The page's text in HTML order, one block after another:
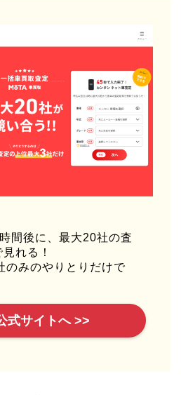
間後に、最大20社の査
れる！
のみのやりとりだけで
式サイトへ >>